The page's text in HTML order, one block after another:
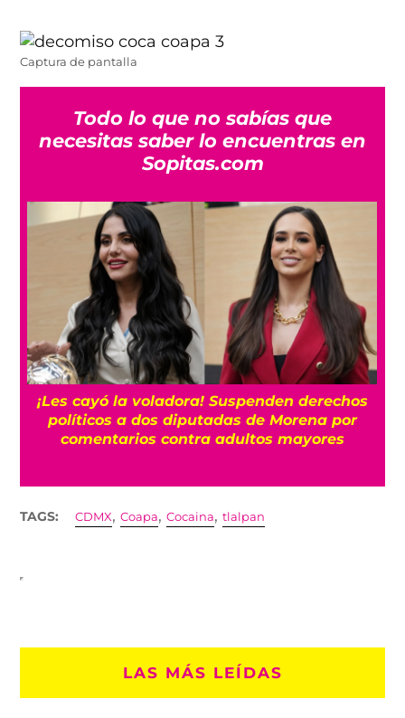
Captura de pantalla
Todo lo que no sabías que
necesitas saber lo encuentras en
Sopitas.com
¡Les cayó la voladora! Suspenden derechos
políticos a dos diputadas de Morena por
comentarios contra adultos mayores
TAGS: CDMX,Coapa,Cocaina,tlalpan
LAS MÁS LEÍDAS